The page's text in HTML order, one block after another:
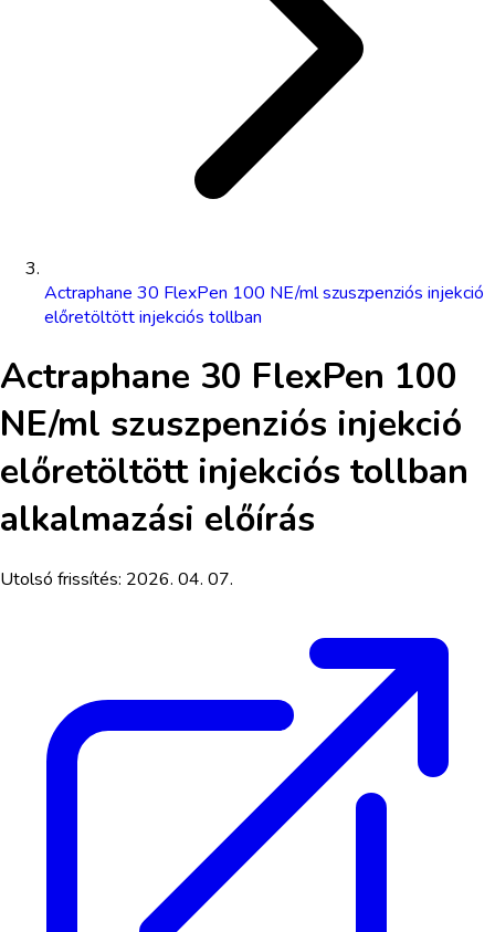
Actraphane 30 FlexPen 100 NE/ml szuszpenziós injekció
előretöltött injekciós tollban
Actraphane 30 FlexPen 100
NE/ml szuszpenziós injekció
előretöltött injekciós tollban
alkalmazási előírás
Utolsó frissítés: 2026. 04. 07.